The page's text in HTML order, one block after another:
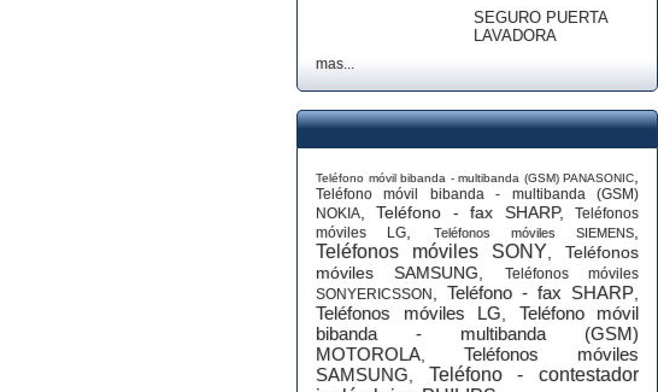
SEGURO PUERTA
LAVADORA
mas...
Teléfono móvil bibanda - multibanda (GSM) PANASONIC
Teléfono móvil bibanda - multibanda (GSM)
NOKIA ,Teléfono - fax SHARP,Teléfonos
móviles LG
Teléfonos móviles SIEMENS
Teléfonos móviles SONY
Teléfonos
móviles SAMSUNG
Teléfonos móviles
SONYERICSSON
Teléfono - fax SHARP
Teléfonos móviles LG
Teléfono móvil
bibanda - multibanda (GSM)
MOTOROLA
Teléfonos móviles
SAMSUNG
Teléfono - contestador